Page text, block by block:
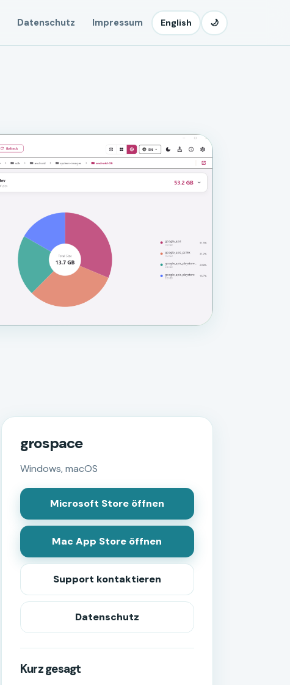
Datenschutz Impressum English 🌙
grospace
Windows, macOS
Microsoft Store öffnen
Mac App Store öffnen
Support kontaktieren
Datenschutz
Kurz gesagt